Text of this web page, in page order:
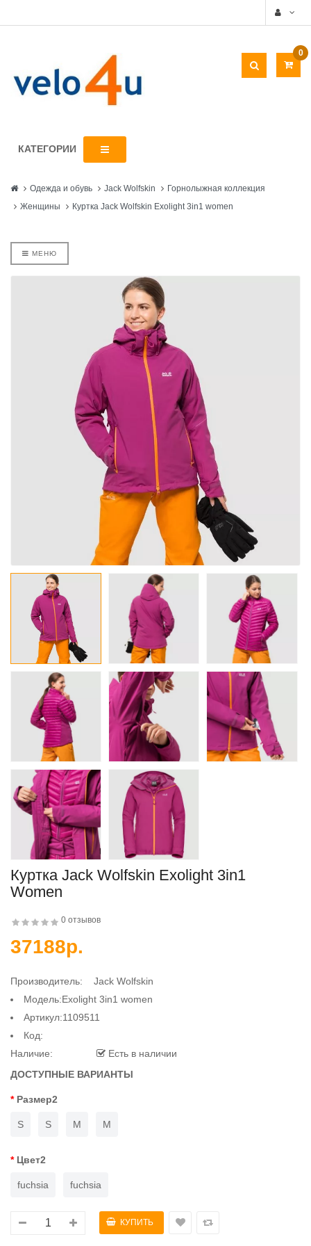
0
КАТЕГОРИИ
Одежда и обувь Jack Wolfskin
Горнолыжная коллекция
Женщины
Куртка Jack Wolfskin Exolight 3in1 women
МЕНЮ
Куртка Jack Wolfskin Exolight 3in1
Women
0 отзывов
37188р.
Производитель:
Jack Wolfskin
Модель:Exolight 3in1 women
Артикул:1109511
Код:
Наличие:
Есть в наличии
ДОСТУПНЫЕ ВАРИАНТЫ
Размер2
S S M M
Цвет2
fuchsia fuchsia